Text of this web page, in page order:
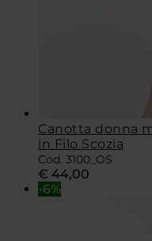
Canotta donna
in Filo Scozia
Cod. 3100_OS
€ 44,00
-6%